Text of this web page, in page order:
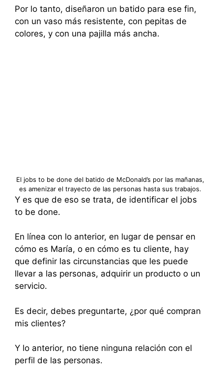
Por lo tanto, diseñaron un batido para ese fin,
con un vaso más resistente, con pepitas de
colores, y con una pajilla más ancha.
El jobs to be done del batido de McDonald’s por las mañanas,
es amenizar el trayecto de las personas hasta sus trabajos.
Y es que de eso se trata, de identificar el jobs
to be done.
En línea con lo anterior, en lugar de pensar en
cómo es María, o en cómo es tu cliente, hay
que definir las circunstancias que les puede
llevar a las personas, adquirir un producto o un
servicio.
Es decir, debes preguntarte, ¿por qué compran
mis clientes?
Y lo anterior, no tiene ninguna relación con el
perfil de las personas.